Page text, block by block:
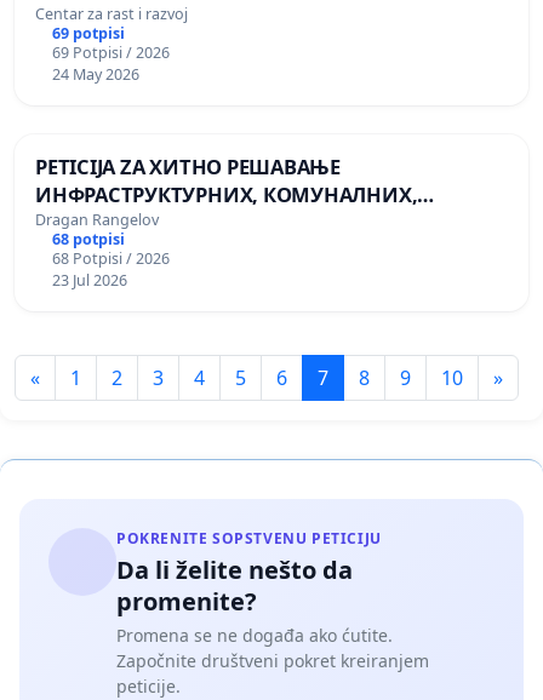
Centar za rast i razvoj
69 potpisi
69 Potpisi / 2026
24 May 2026
PETICIJA ZA ХИТНО РЕШАВАЊЕ
ИНФРАСТРУКТУРНИХ, КОМУНАЛНИХ,
ЗДРАВСТВЕНИХ И БЕЗБЕДНОСНИХ ПРОБЛЕМА
У СЕЛУ КЛИСУРА (ОПШТИНА СУРДУЛИЦА)
Dragan Rangelov
68 potpisi
68 Potpisi / 2026
23 Jul 2026
« 1 2 3 4 5 6 7 8 9 10 »
POKRENITE SOPSTVENU PETICIJU
Da li želite nešto da
promenite?
Promena se ne događa ako ćutite.
Započnite društveni pokret kreiranjem
peticije.